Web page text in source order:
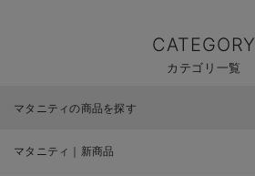
CATEGORY
カテゴリ一覧
マタニティの商品を探す
マタニティ｜新商品